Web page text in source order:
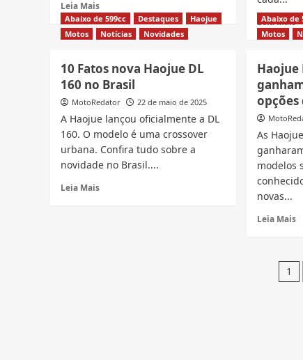
pela
fabricante
Leia Mais
more
about
Haojue
melhor
ano
história,
Veja
motos
mais
da
Leia Mais
e
Abaixo de 599cc Destaques
Haojue
Motos
Notícias Novidades
10 Fatos nova Haojue DL
160 no Brasil
MotoRedator 22 de maio de 2025
A Haojue lançou oficialmente a DL
160. O modelo é uma crossover
urbana. Confira tudo sobre a
novidade no Brasil....
Leia Mais
Abaixo de
Motos
Haojue
opções
As
modelos
novas...
Leia Mais
1